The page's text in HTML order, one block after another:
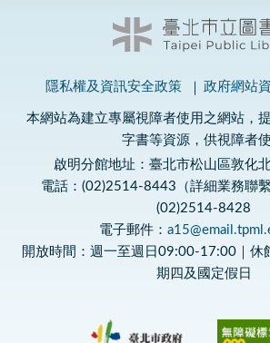
隱私權及資訊安全政策 政府網站
本網站為建立專屬視障者使用之網站，
字書等資源，供視障者
啟明分館地址：臺北市松山區敦化
電話：(02)2514-8443（詳細業務聯
(02)2514-8428
電子郵件：
開放時間：週一至週日09:00-17:00｜休
期四及國定假日